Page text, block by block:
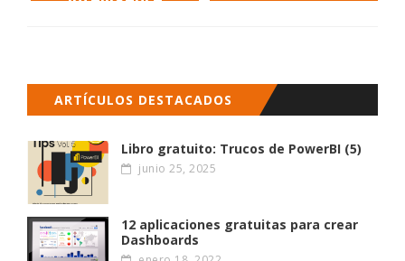
ARTÍCULOS DESTACADOS
Libro gratuito: Trucos de PowerBI (5)
junio 25, 2025
12 aplicaciones gratuitas para crear
Dashboards